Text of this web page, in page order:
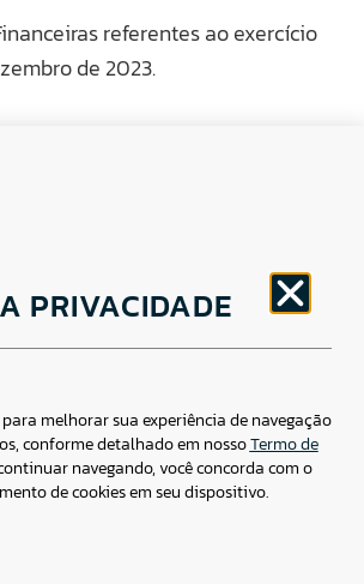
referentes ao exercício
de 2023.
Lima, 1779 – 5oAndar Jardim
SP – CEP: 01452-914
imprensa@csdbr.com
PRIVACIDADE
melhorar sua experiência de navegação
conforme detalhado em nossoTermo de
navegando, você concorda com o
de cookies em seu dispositivo.